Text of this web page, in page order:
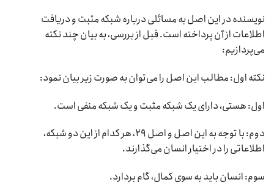
نویسنده در این اصل به مسائلی درباره شبکه مثبت و دریافت
اطلاعات از آن پرداخته است. قبل از بررسی، به بیان چند نکته
می‌پردازیم:
نکته اول: مطالب این اصل را می‌توان به صورت زیر بیان نمود:
اول: هستی، دارای یک شبکه مثبت و یک شبکه منفی است.
دوم: با توجه به این اصل و اصل ۲۹، هر کدام از این دو شبکه،
اطلاعاتی را در اختیار انسان می‌گذارند.
سوم: انسان باید به سوی کمال، گام بردارد.